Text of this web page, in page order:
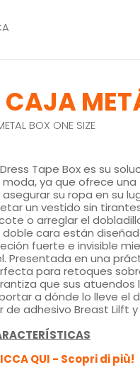
BOX ONE SIZE
Tape Box es su
moda, ya que ofrece
su ropa en su
un vestido sin
o arreglar el
cara están
fuerte e invisible
Presentada en una
para retoques
que sus atuendos
a dónde lo lleve el
de adhesivo Breast Lilft
QUI - Scopri di più!